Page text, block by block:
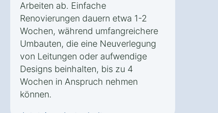
Arbeiten ab. Einfache
Renovierungen dauern etwa 1-2
Wochen, während umfangreichere
Umbauten, die eine Neuverlegung
von Leitungen oder aufwendige
Designs beinhalten, bis zu 4
Wochen in Anspruch nehmen
können.